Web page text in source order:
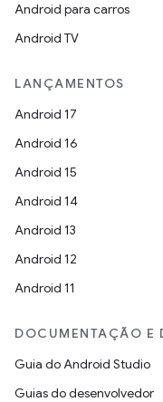
Android para carros
Android TV
LANÇAMENTOS
Android 17
Android 16
Android 15
Android 14
Android 13
Android 12
Android 11
DOCUMENTAÇÃO E
Guia do Android Studio
Guias do desenvolvedor